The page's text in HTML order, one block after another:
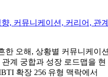
, 커뮤니케이션, 커리어, 관
한 오해, 상황별 커뮤니케이
계 궁합과 성장 로드맵을 현
확장 256 유형 맥락에서